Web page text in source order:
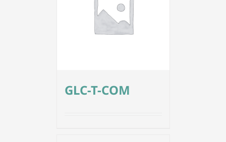
GLC-T-COM